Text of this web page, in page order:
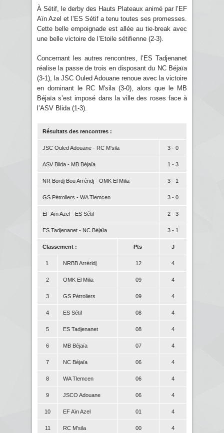
À Sétif, le derby des Hauts Plateaux animé par l’EF
Aïn Azel et l’ES Sétif a tenu toutes ses promesses.
Cette belle empoignade est allée au tie-break avec
une belle victoire de l’Etoile sétifienne (2-3).
Concernant les autres rencontres, l’ES Tadjenanet
réalise la passe de trois en disposant du NC Béjaïa
(3-1), la JSC Ouled Adouane renoue avec la victoire
en dominant le RC M'sila (3-0), alors que le MB
Béjaïa s’est imposé dans la ville des roses face à
l’ASV Blida (1-3).
Résultats des rencontres :
JSC Ouled Adouane - RC M'sila 3 - 0
ASV Blida - MB Béjaïa 1 - 3
NR Bordj Bou Arréridj - OMK El Milia 3 - 1
GS Pétroliers - WA Tlemcen 3 - 0
EF Aïn Azel - ES Sétif 2 - 3
ES Tadjenanet - NC Béjaïa 3 - 1
Classement : Pts J
1 NRBB Arréridj 12 4
2 OMK El Milia 09 4
3 GS Pétroliers 09 4
4 ES Sétif 08 4
5 ES Tadjenanet 08 4
6 MB Béjaïa 07 4
7 NC Béjaïa 06 4
8 WA Tlemcen 06 4
9 JSCO Adouane 06 4
10 EF Aïn Azel 01 4
11 RC M'sila 00 4